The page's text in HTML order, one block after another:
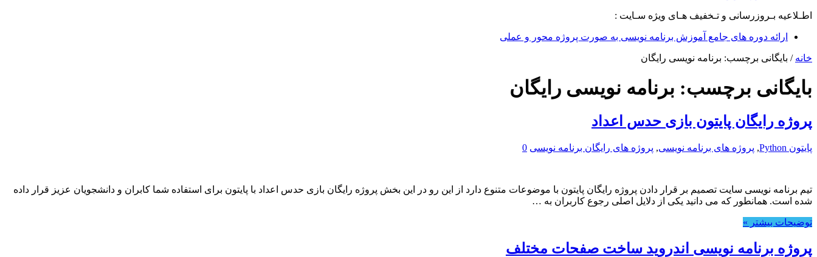
اطـلاعیه بـروزرسانی و تـخفیف هـای ویژه سـایت :
ارائه دوره های جامع آموزش برنامه نویسی به صورت پروژه محور و عملی
خانه / بایگانی برچسب: برنامه نویسی رایگان
بایگانی برچسب: برنامه نویسی رایگان
پروژه رایگان پایتون بازی حدس اعداد
پایتون Python , پروژه های برنامه نویسی, پروژه های رایگان برنامه نویسی 0
تیم برنامه نویسی سایت تصمیم بر قرار دادن پروژه رایگان پایتون با موضوعات متنوع دارد از این رو در این بخش پروژه رایگان بازی حدس اعداد با پایتون برای استفاده شما کابران و دانشجویان عزیز قرار داده
شده است. همانطور که می دانید یکی از دلایل اصلی رجوع کاربران به …
توضیحات بیشتر »
پروژه برنامه نویسی اندروید ساخت صفحات مختلف